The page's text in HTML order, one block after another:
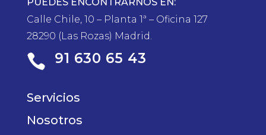
Calle Chile, 10 – Planta 1ª – Oficina 127
28290 (Las Rozas) Madrid.
 91 630 65 43
Servicios
Nosotros